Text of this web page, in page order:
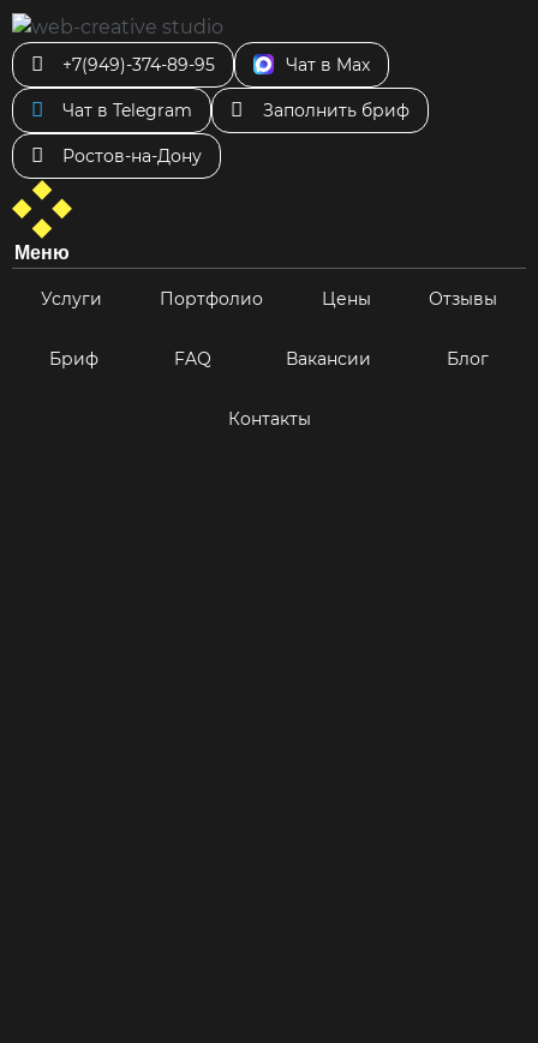
+7(949)-374-89-95 Чат в Max
Чат в Telegram Заполнить бриф
Ростов-на-Дону
Меню
Услуги Портфолио Цены Отзывы
Бриф FAQ Вакансии Блог
Контакты